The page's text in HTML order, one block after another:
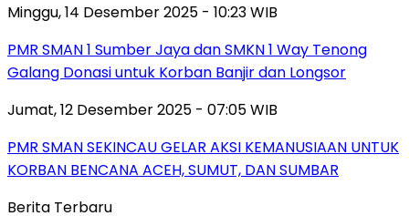
Minggu, 14 Desember 2025 - 10:23 WIB
PMR SMAN 1 Sumber Jaya dan SMKN 1 Way Tenong
Galang Donasi untuk Korban Banjir dan Longsor
Jumat, 12 Desember 2025 - 07:05 WIB
PMR SMAN SEKINCAU GELAR AKSI KEMANUSIAAN UNTUK
KORBAN BENCANA ACEH, SUMUT, DAN SUMBAR
Berita Terbaru